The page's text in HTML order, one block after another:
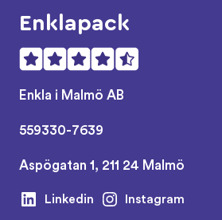
Enklapack
Enkla i Malmö AB
559330-7639
Aspögatan 1, 211 24 Malmö
Linkedin Instagram